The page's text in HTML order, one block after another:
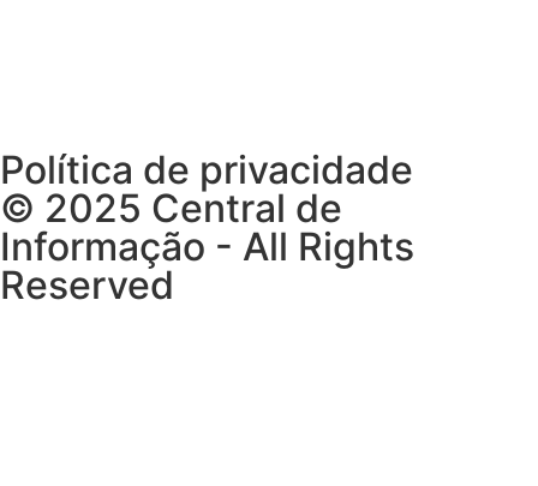
Política de privacidade
© 2025 Central de
Informação - All Rights
Reserved